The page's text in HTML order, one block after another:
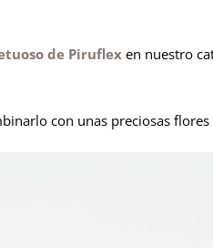
de Piruflexen nuestro
con unas preciosas